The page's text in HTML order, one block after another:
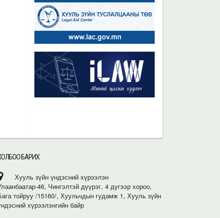
БАРИХ
Хууль зүйн үндэсний хүрээлэн
46, Чингэлтэй дүүрэг, 4 дүгээр хороо,
тойруу /15160/, Хуульчдын гудамж 1, Хууль зүйн
хүрээлэнгийн байр